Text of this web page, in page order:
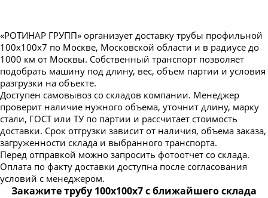
«РОТИНАР ГРУПП» организует доставку трубы профильной
100х100х7 по Москве, Московской области и в радиусе до
1000 км от Москвы. Собственный транспорт позволяет
подобрать машину под длину, вес, объем партии и условия
разгрузки на объекте.
Доступен самовывоз со складов компании. Менеджер
проверит наличие нужного объема, уточнит длину, марку
стали, ГОСТ или ТУ по партии и рассчитает стоимость
доставки. Срок отгрузки зависит от наличия, объема заказа,
загруженности склада и выбранного транспорта.
Перед отправкой можно запросить фотоотчет со склада.
Оплата по факту доставки доступна после согласования
условий с менеджером.
Закажите трубу 100х100х7 с ближайшего склада